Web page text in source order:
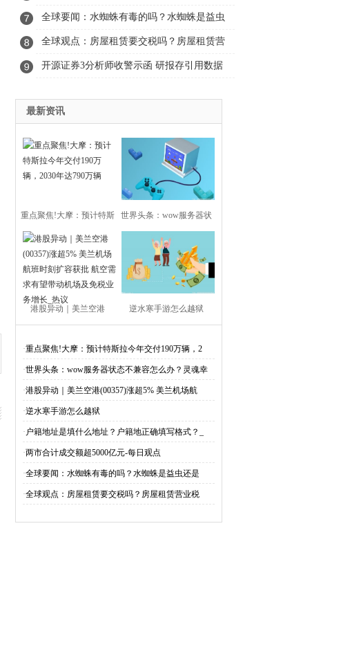
全球要闻：水蜘蛛有毒的吗？水蜘蛛是益虫
还是害虫？
全球观点：房屋租赁要交税吗？房屋租赁营
业税税率是多少？
开源证券3分析师收警示函 研报存引用数据
最新资讯
重点聚焦!大摩：预计特斯
拉今年交付190万辆，2030
世界头条：wow服务器状
态不兼容怎么办？灵魂幸
存者故事线任务在哪里接
取？
港股异动｜美兰空港
航班时刻扩容获批 航空需
求有望带动机场及免税业
务增长_热议
逆水寒手游怎么越狱
·重点聚焦!大摩：预计特斯拉今年交付190万辆，2
·世界头条：wow服务器状态不兼容怎么办？灵魂幸
·港股异动｜美兰空港(00357)涨超5% 美兰机场航
·逆水寒手游怎么越狱
· 户籍地址是填什么地址？户籍地正确填写格式？_
·两市合计成交额超5000亿元-每日观点
·全球要闻：水蜘蛛有毒的吗？水蜘蛛是益虫还是
·全球观点：房屋租赁要交税吗？房屋租赁营业税